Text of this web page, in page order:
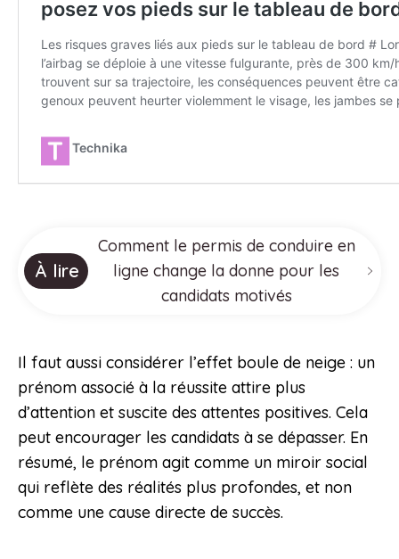
À lire
Comment le permis de conduire en
ligne change la donne pour les
candidats motivés
Il faut aussi considérer l’effet boule de neige : un
prénom associé à la réussite attire plus
d’attention et suscite des attentes positives. Cela
peut encourager les candidats à se dépasser. En
résumé, le prénom agit comme un miroir social
qui reflète des réalités plus profondes, et non
comme une cause directe de succès.